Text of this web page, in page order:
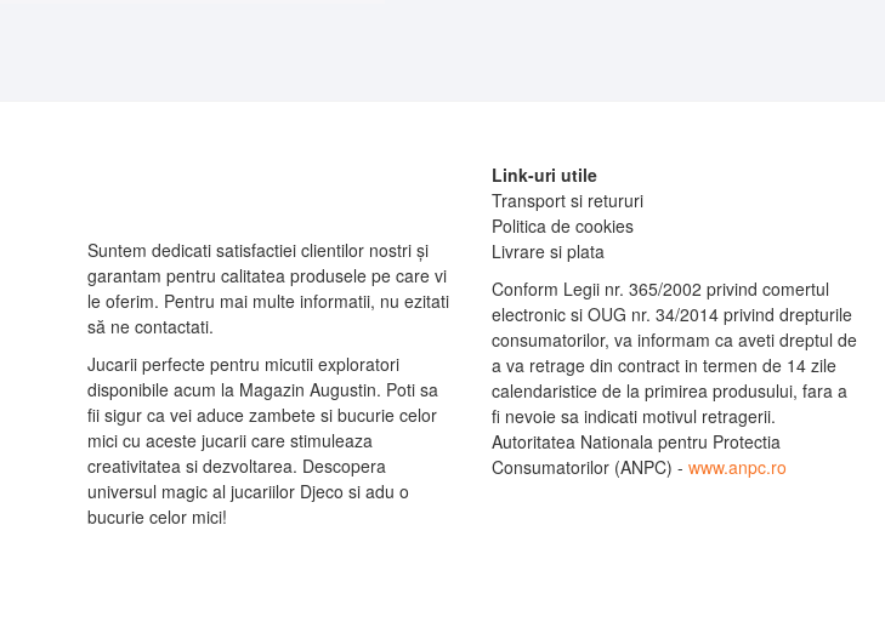
Suntem dedicati satisfactiei clientilor nostri și
garantam pentru calitatea produsele pe care vi
le oferim. Pentru mai multe informatii, nu ezitati
să ne contactati.
Jucarii perfecte pentru micutii exploratori
disponibile acum la Magazin Augustin. Poti sa
fii sigur ca vei aduce zambete si bucurie celor
mici cu aceste jucarii care stimuleaza
creativitatea si dezvoltarea. Descopera
universul magic al jucariilor Djeco si adu o
bucurie celor mici!
Link-uri utile
Transport si retururi
Politica de cookies
Livrare si plata
Conform Legii nr. 365/2002 privind comertul
electronic si OUG nr. 34/2014 privind drepturile
consumatorilor, va informam ca aveti dreptul de
a va retrage din contract in termen de 14 zile
calendaristice de la primirea produsului, fara a
fi nevoie sa indicati motivul retragerii.
Autoritatea Nationala pentru Protectia
Consumatorilor (ANPC) - www.anpc.ro